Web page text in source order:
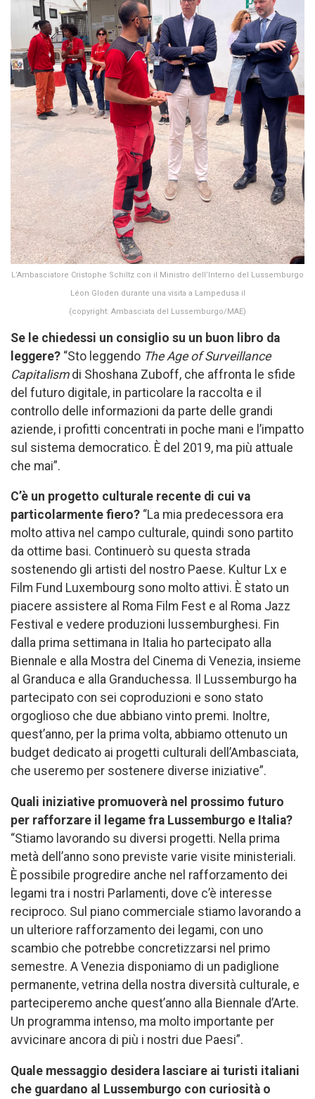
L’Ambasciatore Cristophe Schiltz con il Ministro dell’Interno del Lussemburgo
Léon Gloden durante una visita a Lampedusa il
(copyright: Ambasciata del Lussemburgo/MAE)
Se le chiedessi un consiglio su un buon libro da
leggere? “Sto leggendo The Age of Surveillance
Capitalismdi Shoshana Zuboff, che affronta le sfide
del futuro digitale, in particolare la raccolta e il
controllo delle informazioni da parte delle grandi
aziende, i profitti concentrati in poche mani e l’impatto
sul sistema democratico. È del 2019, ma più attuale
che mai”.
C’è un progetto culturale recente di cui va
particolarmente fiero? “La mia predecessora era
molto attiva nel campo culturale, quindi sono partito
da ottime basi. Continuerò su questa strada
sostenendo gli artisti del nostro Paese. Kultur Lx e
Film Fund Luxembourg sono molto attivi. È stato un
piacere assistere al Roma Film Fest e al Roma Jazz
Festival e vedere produzioni lussemburghesi. Fin
dalla prima settimana in Italia ho partecipato alla
Biennale e alla Mostra del Cinema di Venezia, insieme
al Granduca e alla Granduchessa. Il Lussemburgo ha
partecipato con sei coproduzioni e sono stato
orgoglioso che due abbiano vinto premi. Inoltre,
quest’anno, per la prima volta, abbiamo ottenuto un
budget dedicato ai progetti culturali dell’Ambasciata,
che useremo per sostenere diverse iniziative”.
Quali iniziative promuoverà nel prossimo futuro
per rafforzare il legame fra Lussemburgo e Italia?
“Stiamo lavorando su diversi progetti. Nella prima
metà dell’anno sono previste varie visite ministeriali.
È possibile progredire anche nel rafforzamento dei
legami tra i nostri Parlamenti, dove c’è interesse
reciproco. Sul piano commerciale stiamo lavorando a
un ulteriore rafforzamento dei legami, con uno
scambio che potrebbe concretizzarsi nel primo
semestre. A Venezia disponiamo di un padiglione
permanente, vetrina della nostra diversità culturale, e
parteciperemo anche quest’anno alla Biennale d’Arte.
Un programma intenso, ma molto importante per
avvicinare ancora di più i nostri due Paesi”.
Quale messaggio desidera lasciare ai turisti italiani
che guardano al Lussemburgo con curiosità o